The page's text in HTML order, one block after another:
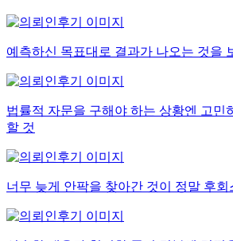
예측하신 목표대로 결과가 나오는 것을
법률적 자문을 구해야 하는 상황엔 고민
할 것
너무 늦게 안팍을 찾아간 것이 정말 후회